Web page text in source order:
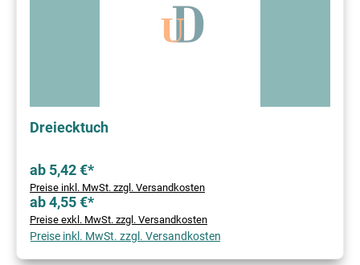
Dreiecktuch
ab 5,42 €*
Preise inkl. MwSt. zzgl. Versandkosten
ab 4,55 €*
Preise exkl. MwSt. zzgl. Versandkosten
Preise inkl. MwSt. zzgl. Versandkosten